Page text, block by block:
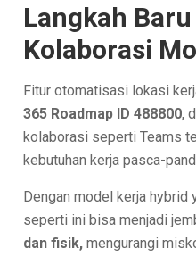
Langkah
Kolaborasi
Fitur otomatisasi lokasi
365 Roadmap ID 488800,
kolaborasi seperti Teams
kebutuhan kerja pasca-
Dengan model kerja hybrid
seperti ini bisa menjadi
dan fisik,mengurangi